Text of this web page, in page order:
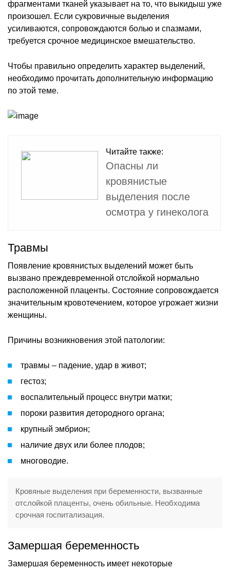
фрагментами тканей указывает на то, что выкидыш уже
произошел. Если сукровичные выделения
усиливаются, сопровождаются болью и спазмами,
требуется срочное медицинское вмешательство.
Чтобы правильно определить характер выделений,
необходимо прочитать дополнительную информацию
по этой теме.
Читайте также:
Опасны ли
кровянистые
выделения после
осмотра у гинеколога
Травмы
Появление кровянистых выделений может быть
вызвано преждевременной отслойкой нормально
расположенной плаценты. Состояние сопровождается
значительным кровотечением, которое угрожает жизни
женщины.
Причины возникновения этой патологии:
травмы – падение, удар в живот;
гестоз;
воспалительный процесс внутри матки;
пороки развития детородного органа;
крупный эмбрион;
наличие двух или более плодов;
многоводие.
Кровяные выделения при беременности, вызванные
отслойкой плаценты, очень обильные. Необходима
срочная госпитализация.
Замершая беременность
Замершая беременность имеет некоторые